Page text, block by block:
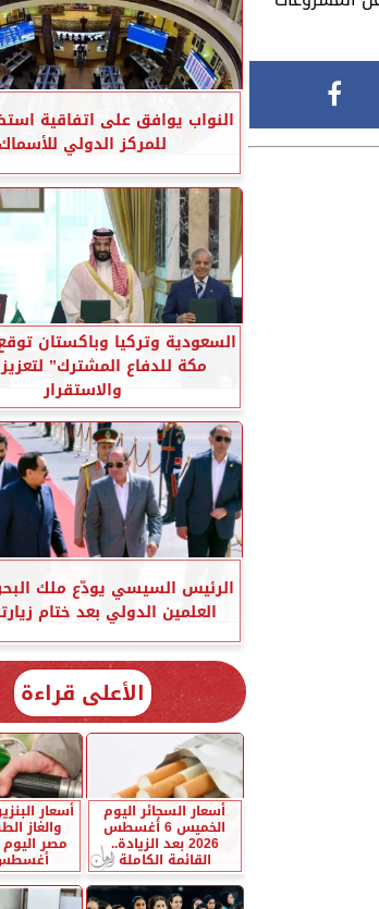
النواب يوافق على اتفاقية
للمركز الدولي للأسماك
السعودية وتركيا وباكستان
مكة للدفاع المشترك”
والاستقرار
الرئيس السيسي يودّع ملك
العلمين الدولي بعد ختام
الأعلى قراءة
أسعار السجائر اليوم
الخميس 6 أغسطس
2026 بعد الزيادة..
القائمة الكاملة
أسعار
والغاز
أغسطس